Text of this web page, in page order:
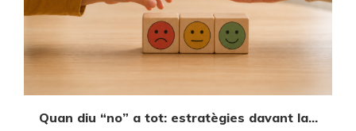
Quan diu “no” a tot: estratègies davant la...